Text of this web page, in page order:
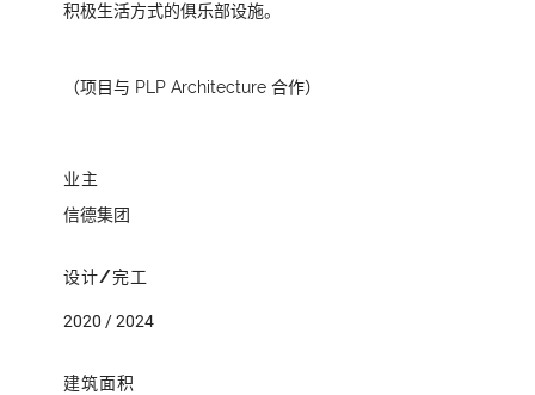
积极生活方式的俱乐部设施。
（项目与 PLP Architecture 合作）
业主
信德集团
设计/完工
2020 / 2024
建筑面积